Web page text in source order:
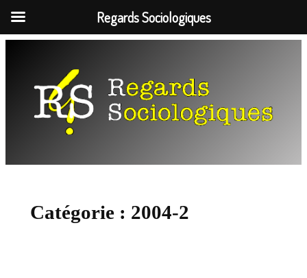
Catégorie : 2004-2
Regards Sociologiques